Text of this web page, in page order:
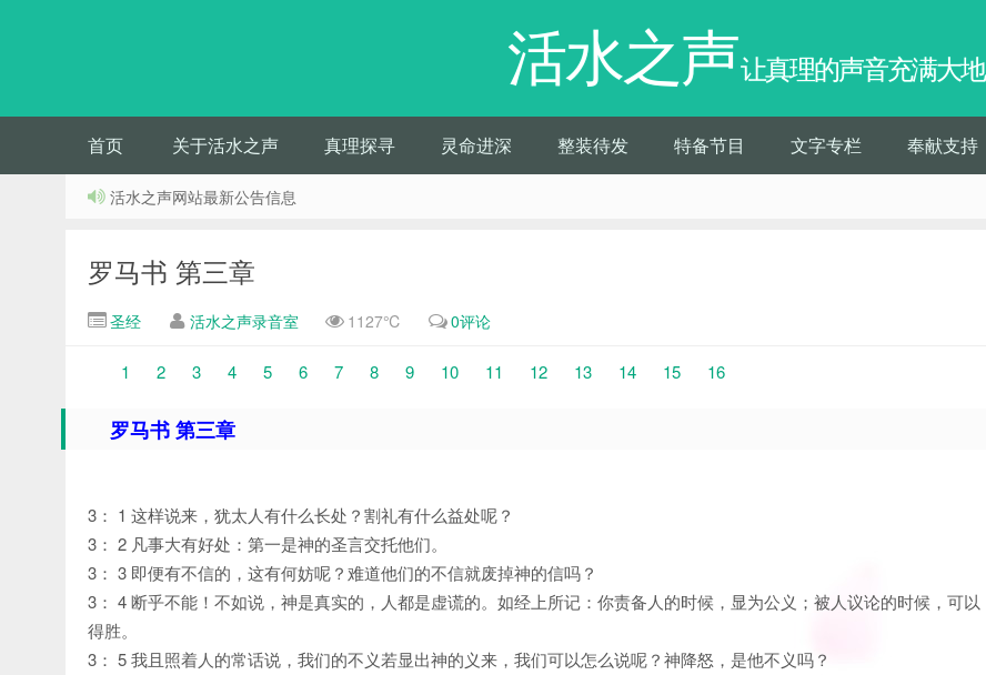
活水之声让真理的声音充满大地
首页 关于活水之声 真理探寻 灵命进深 整装待发 特备节目 文字专栏 奉献支持
活水之声网站最新公告信息
罗马书 第三章
圣经 活水之声录音室 1127℃ 0评论
1 2 3 4 5 6 7 8 9 10 11 12 13 14 15 16
罗马书 第三章
3： 1 这样说来，犹太人有什么长处？割礼有什么益处呢？
3： 2 凡事大有好处：第一是神的圣言交托他们。
3： 3 即便有不信的，这有何妨呢？难道他们的不信就废掉神的信吗？
3： 4 断乎不能！不如说，神是真实的，人都是虚谎的。如经上所记：你责备人的时候，显为公义；被人议论的时候，可以
得胜。
3： 5 我且照着人的常话说，我们的不义若显出神的义来，我们可以怎么说呢？神降怒，是他不义吗？